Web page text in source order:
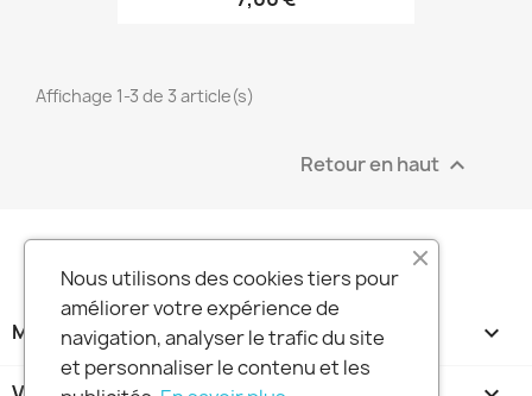
Affichage 1-3 de 3 article(s)
Retour en haut 
MA SOCIETE 
Nous utilisons des cookies tiers pour
améliorer votre expérience de
navigation, analyser le trafic du site
et personnaliser le contenu et les